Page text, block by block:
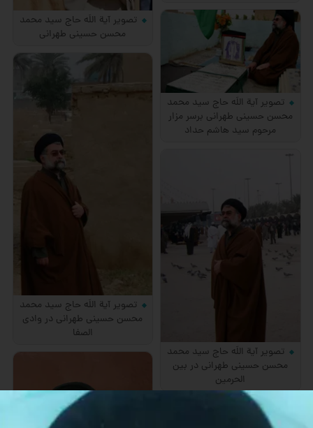
تصویر آیة اللَه حاج سید محمد
محسن حسینی طهرانی
تصویر آیة اللَه حاج سید محمد
محسن حسینی طهرانی برسر مزار
مرحوم سید هاشم حداد
تصویر آیة اللَه حاج سید محمد
محسن حسینی طهرانی در وادی
الصفا
تصویر آیة اللَه حاج سید محمد
محسن حسینی طهرانی در بین
الحرمین